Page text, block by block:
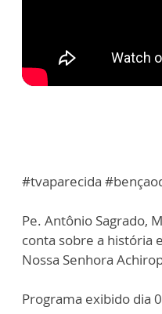
#tvaparecida
Pe. Antônio Sagrado,
conta sobre a história
Nossa Senhora
Programa exibido dia